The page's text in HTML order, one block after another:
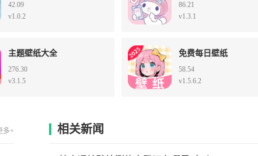
42.09
v1.0.2
86.21
v1.3.1
主题壁纸大全
276.30
v3.1.5
免费每日壁纸
58.54
v1.5.6.2
多+ 相关新闻